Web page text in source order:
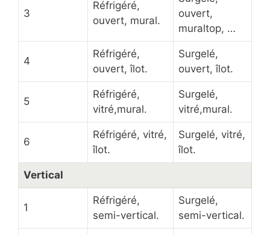
3
Réfrigéré,
ouvert, mural.
ouvert,
muraltop, …
4
Réfrigéré,
ouvert, îlot.
Surgelé,
ouvert, îlot.
5
Réfrigéré,
vitré,mural.
Surgelé,
vitré,mural.
6
Réfrigéré, vitré,
îlot.
Surgelé, vitré,
îlot.
Vertical
1
Réfrigéré,
semi-vertical.
Surgelé,
semi-vertical.